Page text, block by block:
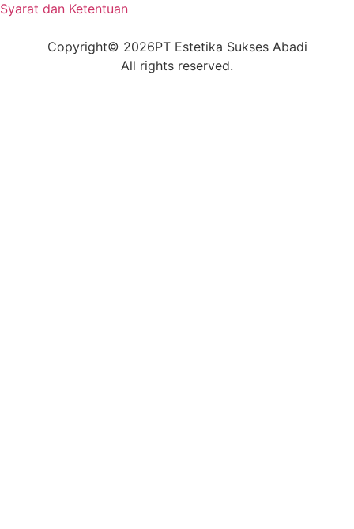
Syarat dan Ketentuan
Copyright© 2026PT Estetika Sukses Abadi
All rights reserved.